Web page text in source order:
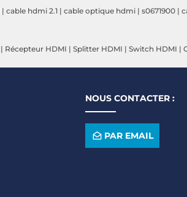
| cable hdmi 2.1 | cable optique hdmi | s0671900 |
| Récepteur HDMI | Splitter HDMI | Switch HDMI |
NOUS CONTACTER :
PAR EMAIL